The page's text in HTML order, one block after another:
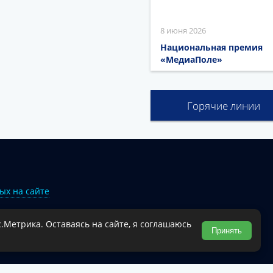
8 июня 2026
Национальная премия
«МедиаПоле»
Горячие линии
на сайте
муниципального округа.
Оставаясь на сайте, я соглашаюсь
Принять